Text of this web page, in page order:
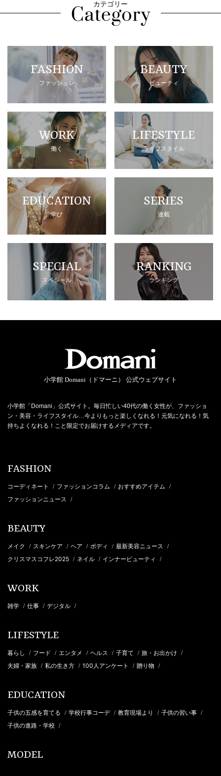
カテゴリー
FASHION
ファッション
BEAUTY
ビューティ
WORK
働く
LIFESTYLE
ライフスタイル
EDUCATION
学び
SERIES
連載
SPECIAL
スペシャル
RANKING
ランキング
小学館 Domani（ドマーニ） 公式ウェブサイト
小学館「Domani」公式サイト。毎日忙しい40代の働く女性が、ファッショ
ン・美容・ライフスタイル…今よりもっと楽しくなれる！元気になれる！気
持ちよくなれる！こと限定でお届けするメディアです。
FASHION
コーディネート / ファッションコラム / おすすめアイテム /
ファッションニュース /
BEAUTY
メイク / スキンケア / ヘア / ボディ / 最新美容ニュース /
クリスマスコフレ2025 / ネイル / インナービューティ /
WORK
雑学 / 仕事 / デジタル /
LIFESTYLE
暮らし / フード / エンタメ / ヘルス / 子育て / 旅・お出かけ /
夫婦・家族 / 私の生き方 / 100人アンケート / 贈り物 /
EDUCATION
子供の五感を育てる / 学校行事コーデ / 教育現場より / 子供の習い事 /
子供の進路・学校 /
MODEL